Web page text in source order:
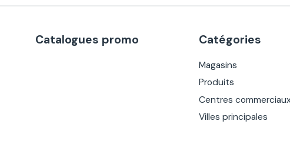
Catalogues promo Catégories
Magasins
Produits
Centres commerciaux
Villes principales